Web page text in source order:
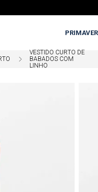
VESTIDO CURTO DE
BABADOS COM
LINHO